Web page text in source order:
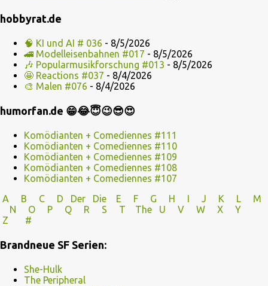
hobbyrat.de
🧠 KI und AI # 036 - 8/5/2026
🚄 Modelleisenbahnen #017 - 8/5/2026
🎶 Popularmusikforschung #013 - 8/5/2026
🤩 Reactions #037 - 8/4/2026
🎨 Malen #076 - 8/4/2026
humorfan.de 😁😂😇😉😎😍
Komödianten + Comediennes #111
Komödianten + Comediennes #110
Komödianten + Comediennes #109
Komödianten + Comediennes #108
Komödianten + Comediennes #107
A
B C D Der Die E F G H I J K L
M
N
O P Q R S T The U V
W X Y
Z
#
Brandneue SF Serien:
She-Hulk
The Peripheral